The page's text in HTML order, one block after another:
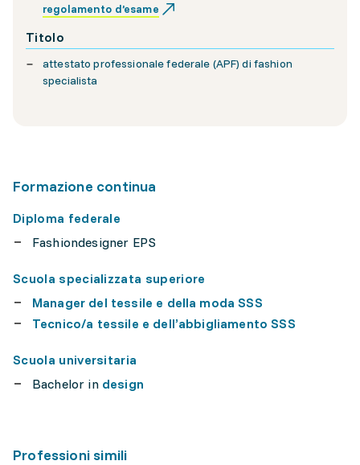
regolamento d’esame
Titolo
attestato professionale federale (APF) di fashion
specialista
Formazione continua
Diploma federale
Fashiondesigner EPS
Scuola specializzata superiore
Manager del tessile e della moda SSS
Tecnico/a tessile e dell’abbigliamento SSS
Scuola universitaria
Bachelor in design
Professioni simili